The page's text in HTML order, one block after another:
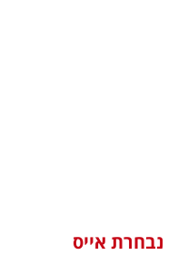
וצרכנות
נבחרת אייס